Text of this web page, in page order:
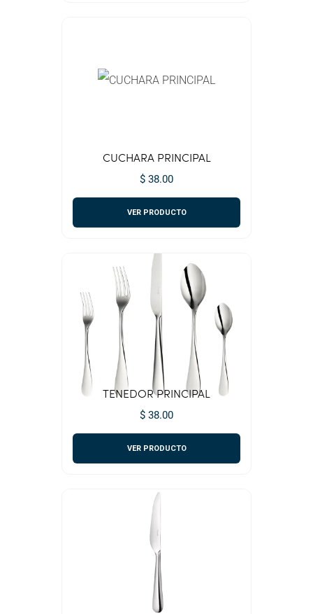
CUCHARA PRINCIPAL
$ 38.00
VER PRODUCTO
TENEDOR PRINCIPAL
$ 38.00
VER PRODUCTO